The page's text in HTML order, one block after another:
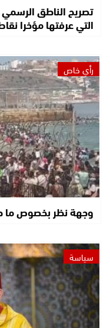
تصريح الناطق الرسمي
التي عرفتها مؤخرا
رأي خاص
وجهة نظر بخصوص ما
سياسة